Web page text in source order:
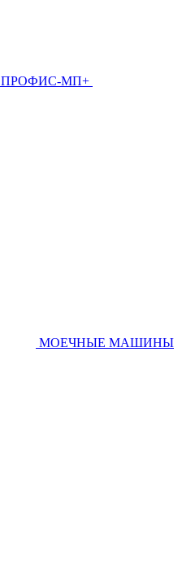
ПРОФИС-МП+
МОЕЧНЫЕ МАШИНЫ